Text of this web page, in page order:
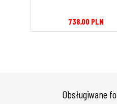
738,00 PLN
Obsługiwane